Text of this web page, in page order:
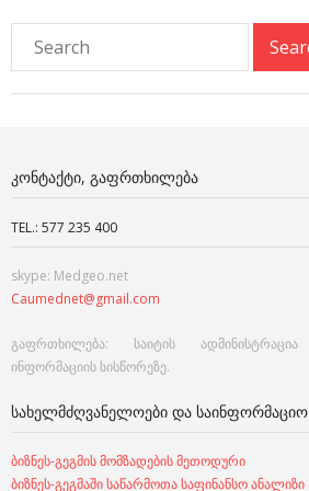
ᲙᲝᲜᲢᲐᲥᲢᲘ, ᲒᲐᲤᲠᲗᲮᲘᲚᲔᲑᲐ
TEL.: 577 235 400
skype: Medgeo.net
Caumednet@gmail.com
გაფრთხილება: საიტის
ინფორმაციის სისწორეზე.
ᲡᲐᲮᲔᲚᲛᲫᲦᲕᲐᲜᲔᲚᲝᲔᲑᲘ ᲓᲐ
ბიზნეს-გეგმის მომზადების მეთოდური
ბიზნეს-გეგმაში საწარმოთა საფინანსო ანალიზი